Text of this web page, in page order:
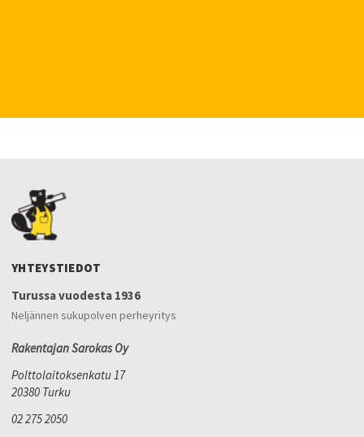
YHTEYSTIEDOT
Turussa vuodesta 1936
Neljännen sukupolven perheyritys
Rakentajan Sarokas Oy
Polttolaitoksenkatu 17
20380 Turku
02 275 2050